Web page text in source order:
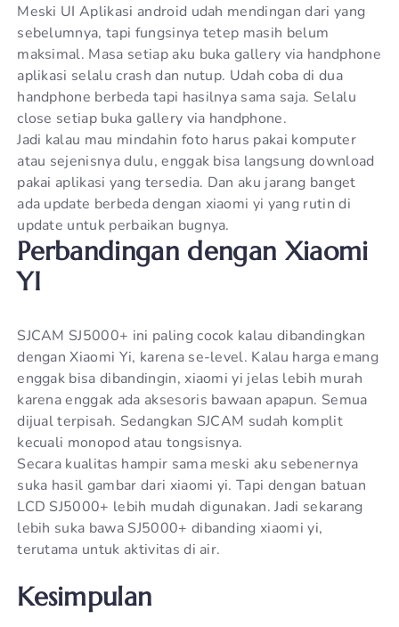
Meski UI Aplikasi android udah mendingan dari yang
sebelumnya, tapi fungsinya tetep masih belum
maksimal. Masa setiap aku buka gallery via handphone
aplikasi selalu crash dan nutup. Udah coba di dua
handphone berbeda tapi hasilnya sama saja. Selalu
close setiap buka gallery via handphone.
Jadi kalau mau mindahin foto harus pakai komputer
atau sejenisnya dulu, enggak bisa langsung download
pakai aplikasi yang tersedia. Dan aku jarang banget
ada update berbeda dengan xiaomi yi yang rutin di
update untuk perbaikan bugnya.
Perbandingan dengan Xiaomi
YI
SJCAM SJ5000+ ini paling cocok kalau dibandingkan
dengan Xiaomi Yi, karena se-level. Kalau harga emang
enggak bisa dibandingin, xiaomi yi jelas lebih murah
karena enggak ada aksesoris bawaan apapun. Semua
dijual terpisah. Sedangkan SJCAM sudah komplit
kecuali monopod atau tongsisnya.
Secara kualitas hampir sama meski aku sebenernya
suka hasil gambar dari xiaomi yi. Tapi dengan batuan
LCD SJ5000+ lebih mudah digunakan. Jadi sekarang
lebih suka bawa SJ5000+ dibanding xiaomi yi,
terutama untuk aktivitas di air.
Kesimpulan